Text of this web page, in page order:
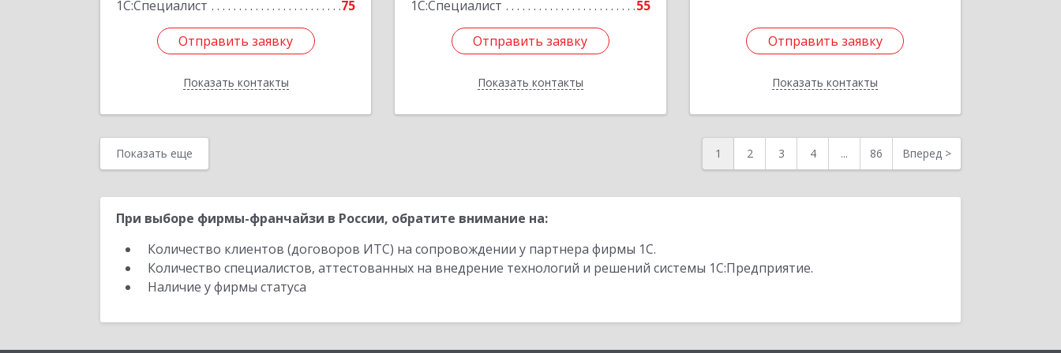
1С:Специалист
75
Отправить заявку
Показать контакты
Отправить заявку
Назад
1С:Специалист
55
Отправить заявку
Показать контакты
Отправить заявку
Назад
Отправить заявку
Показать контакты
Отправить заявку
Назад
Показать еще 1 2 3 4 ... 86 Вперед >
При выборе фирмы-франчайзи в России, обратите внимание на:
Количество клиентов (договоров ИТС) на сопровождении у партнера фирмы 1С.
Количество специалистов, аттестованных на внедрение технологий и решений системы 1С:Предприятие.
Наличие у фирмы статуса